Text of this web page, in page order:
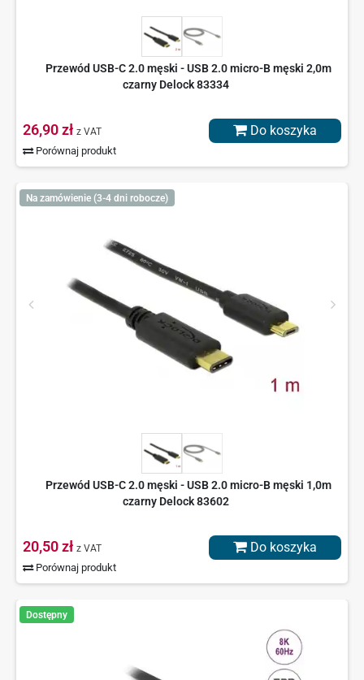
Przewód USB-C 2.0 męski - USB 2.0 micro-B męski 2,0m
czarny Delock 83334
26,90 zł z VAT
Porównaj produkt
Do koszyka
Na zamówienie (3-4 dni robocze)
Przewód USB-C 2.0 męski - USB 2.0 micro-B męski 1,0m
czarny Delock 83602
20,50 zł z VAT
Porównaj produkt
Do koszyka
Dostępny